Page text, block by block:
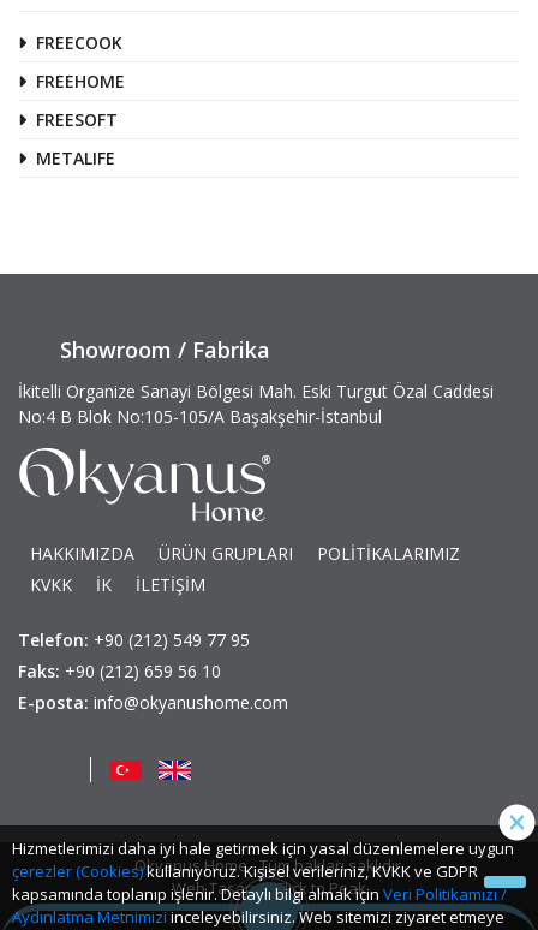
FREECOOK
FREEHOME
FREESOFT
METALIFE
Showroom / Fabrika
İkitelli Organize Sanayi Bölgesi Mah. Eski Turgut Özal Caddesi
No:4 B Blok No:105-105/A Başakşehir-İstanbul
HAKKIMIZDA ÜRÜN GRUPLARI
POLİTİKALARIMIZ
KVKK
İK İLETİŞİM
Telefon: +90 (212) 549 77 95
Faks: +90 (212) 659 56 10
E-posta: info@okyanushome.com
Okyanus Home - Tüm hakları saklıdır.
Web Tasarım: Click to Peak
Hizmetlerimizi daha iyi hale getirmek için yasal düzenlemelere uygun
çerezler (Cookies)kullanıyoruz. Kişisel verileriniz, KVKK ve GDPR
kapsamında toplanıp işlenir. Detaylı bilgi almak için Veri Politikamızı /
Aydınlatma Metnimiziinceleyebilirsiniz. Web sitemizi ziyaret etmeye